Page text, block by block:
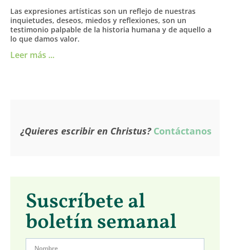
Las expresiones artísticas son un reflejo de nuestras
inquietudes, deseos, miedos y reflexiones, son un
testimonio palpable de la historia humana y de aquello a
lo que damos valor.
Leer más ...
¿Quieres escribir en Christus? Contáctanos
Suscríbete al
boletín semanal